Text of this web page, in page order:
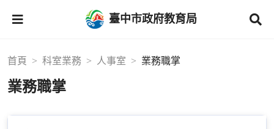
臺中市政府教育局
首頁 科室業務 人事室 業務職掌
業務職掌